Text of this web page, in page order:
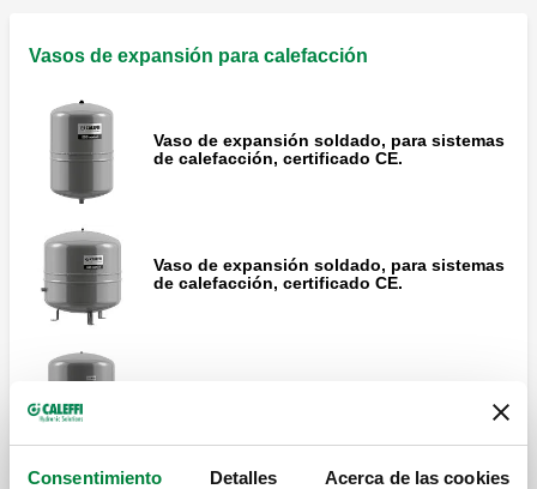
Consentimiento Detalles Acerca de las cookies
Vasos de expansión para calefacción
Vaso de expansión soldado, para sistemas
de calefacción, certificado CE.
Vaso de expansión soldado, para sistemas
de calefacción, certificado CE.